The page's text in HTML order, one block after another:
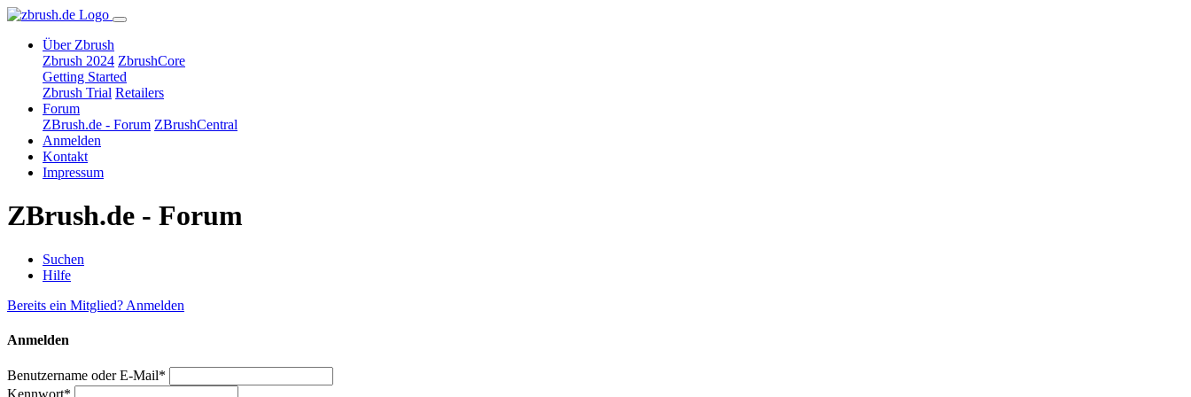
Über Zbrush
Zbrush 2024 ZbrushCore
Getting Started
Zbrush Trial Retailers
Forum
ZBrush.de - Forum ZBrushCentral
Anmelden
Kontakt
Impressum
ZBrush.de - Forum
Suchen
Hilfe
Bereits ein Mitglied? Anmelden
Anmelden
Benutzername oder E-Mail*